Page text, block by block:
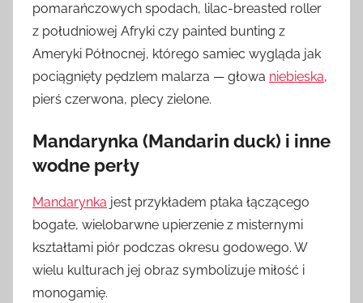
pomarańczowych spodach, lilac-breasted roller
z południowej Afryki czy painted bunting z
Ameryki Północnej, którego samiec wygląda jak
pociągnięty pędzlem malarza — głowa niebieska,
pierś czerwona, plecy zielone.
Mandarynka (Mandarin duck) i inne
wodne perły
Mandarynka jest przykładem ptaka łączącego
bogate, wielobarwne upierzenie z misternymi
kształtami piór podczas okresu godowego. W
wielu kulturach jej obraz symbolizuje miłość i
monogamię.